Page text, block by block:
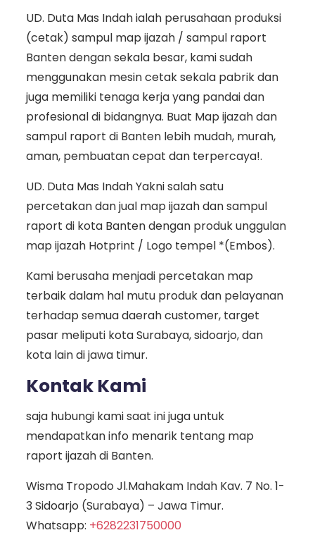
UD. Duta Mas Indah ialah perusahaan produksi
(cetak) sampul map ijazah / sampul raport
Banten dengan sekala besar, kami sudah
menggunakan mesin cetak sekala pabrik dan
juga memiliki tenaga kerja yang pandai dan
profesional di bidangnya. Buat Map ijazah dan
sampul raport di Banten lebih mudah, murah,
aman, pembuatan cepat dan terpercaya!.
UD. Duta Mas Indah Yakni salah satu
percetakan dan jual map ijazah dan sampul
raport di kota Banten dengan produk unggulan
map ijazah Hotprint / Logo tempel *(Embos).
Kami berusaha menjadi percetakan map
terbaik dalam hal mutu produk dan pelayanan
terhadap semua daerah customer, target
pasar meliputi kota Surabaya, sidoarjo, dan
kota lain di jawa timur.
Kontak Kami
saja hubungi kami saat ini juga untuk
mendapatkan info menarik tentang map
raport ijazah di Banten.
Wisma Tropodo Jl.Mahakam Indah Kav. 7 No. 1-
3 Sidoarjo (Surabaya) – Jawa Timur.
Whatsapp: +6282231750000